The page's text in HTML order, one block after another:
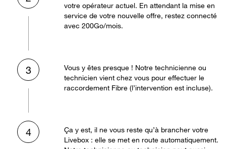
votre opérateur actuel. En attendant la mise en
service de votre nouvelle offre, restez connecté
avec 200Go/mois.
3
Vous y êtes presque ! Notre technicienne ou
technicien vient chez vous pour effectuer le
raccordement Fibre (l’intervention est incluse).
4
Ça y est, il ne vous reste qu’à brancher votre
Livebox : elle se met en route automatiquement.